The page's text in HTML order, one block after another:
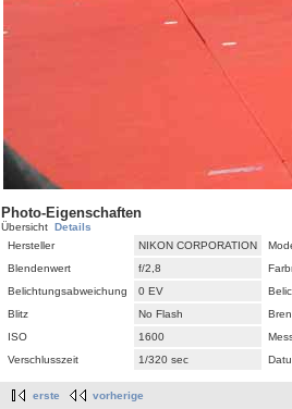
Photo-Eigenschaften
Übersicht Details
Hersteller
NIKON CORPORATION
Blendenwert
f/2,8
Belichtungsabweichung
0 EV
Blitz
No Flash
ISO
1600
Verschlusszeit
1/320 sec
erste vorherige